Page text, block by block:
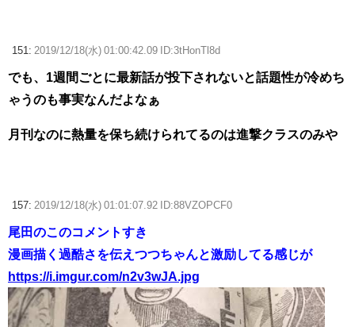
151: 2019/12/18(水) 01:00:42.09 ID:3tHonTl8d
でも、1週間ごとに最新話が投下されないと話題性が冷めち
ゃうのも事実なんだよなぁ
月刊なのに熱量を保ち続けられてるのは進撃クラスのみや
157: 2019/12/18(水) 01:01:07.92 ID:88VZOPCF0
尾田のこのコメントすき
漫画描く過酷さを伝えつつちゃんと激励してる感じが
https://i.imgur.com/n2v3wJA.jpg